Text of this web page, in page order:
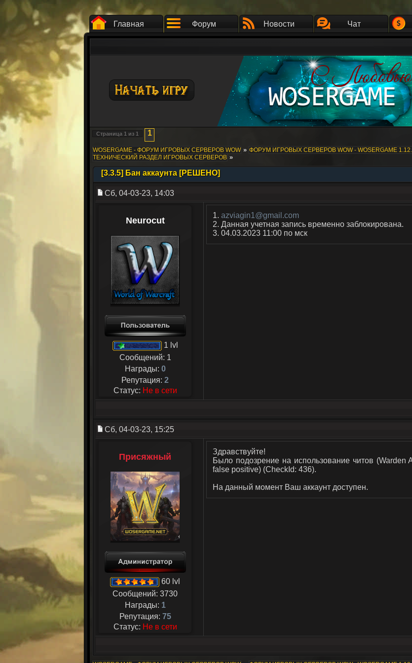
Главная Форум Новости Чат
Страница 1 из 1 1
WOSERGAME - ФОРУМ ИГРОВЫХ СЕРВЕРОВ WOW » ФОРУМ ИГРОВЫХ СЕРВЕРОВ WOW - WOSERGAME
ТЕХНИЧЕСКИЙ РАЗДЕЛ ИГРОВЫХ СЕРВЕРОВ »
[3.3.5] Бан аккаунта [РЕШЕНО]
Сб, 04-03-23, 14:03
Neurocut
1 lvl
Сообщений: 1
Награды: 0
Репутация: 2
Статус: Не в сети
1. azviagin1@gmail.com
2. Данная учетная запись временно заблокирована.
3. 04.03.2023 11:00 по мск
Сб, 04-03-23, 15:25
Присяжный
60 lvl
Сообщений: 3730
Награды: 1
Репутация: 75
Статус: Не в сети
Здравствуйте!
Было подозрение на использование читов
false positive) (CheckId: 436).
На данный момент Ваш аккаунт доступен.